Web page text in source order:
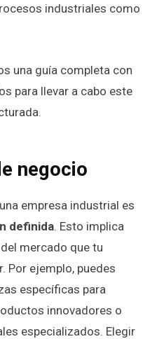
industriales como
una guía completa con
para llevar a cabo este
negocio
empresa industrial es
definida. Esto implica
mercado que tu
Por ejemplo, puedes
específicas para
innovadores o
especializados. Elegir